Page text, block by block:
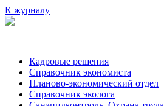
К журналу
Кадровые решения
Справочник экономиста
Планово-экономический отдел
Справочник эколога